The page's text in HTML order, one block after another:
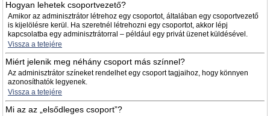
Hogyan lehetek csoportvezető?
Amikor az adminisztrátor létrehoz egy csoportot, általában egy csoportvezető
is kijelölésre kerül. Ha szeretnél létrehozni egy csoportot, akkor lépj
kapcsolatba egy adminisztrátorral – például egy privát üzenet küldésével.
Vissza a tetejére
Miért jelenik meg néhány csoport más színnel?
Az adminisztrátor színeket rendelhet egy csoport tagjaihoz, hogy könnyen
azonosíthatók legyenek.
Vissza a tetejére
Mi az az „elsődleges csoport”?